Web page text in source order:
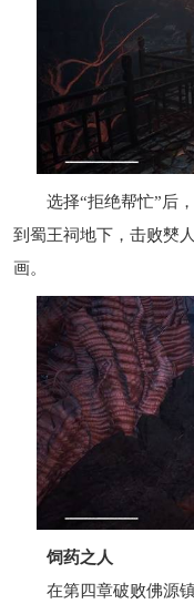
选择“拒绝帮忙”后
到蜀王祠地下，击败僰
画。
饲药之人
在第四章破败佛源